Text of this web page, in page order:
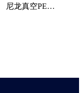
尼龙真空PE膜